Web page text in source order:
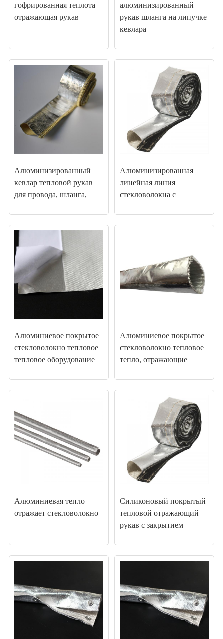
гофрированная теплота
отражающая рукав
алюминизированный
рукав шланга на липучке
кевлара
Алюминизированный
кевлар тепловой рукав
для провода, шланга,
Алюминизированная
линейная линия
стекловолокна с
Алюминиевое покрытое
стекловолокно тепловое
тепловое оборудование
Алюминиевое покрытое
стекловолокно тепловое
тепло, отражающие
Алюминиевая тепло
отражает стекловолокно
Силиконовый покрытый
тепловой отражающий
рукав с закрытием